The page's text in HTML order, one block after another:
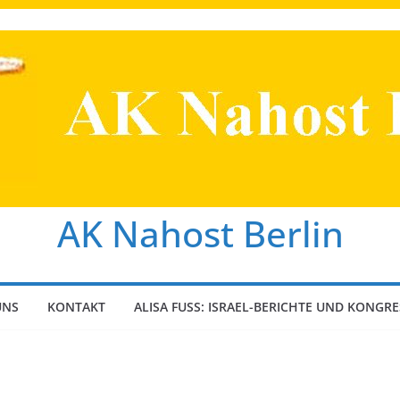
AK Nahost Berlin
KONTAKT ALISA FUSS: ISRAEL-BERICHTE UND